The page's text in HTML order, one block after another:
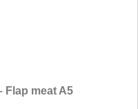
Flap meat A5